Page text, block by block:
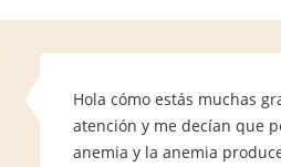
Hola cómo estás muchas
atención y me decían que
anemia y la anemia